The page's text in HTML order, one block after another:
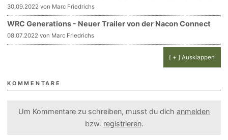
30.09.2022 von Marc Friedrichs
WRC Generations - Neuer Trailer von der Nacon Connect
08.07.2022 von Marc Friedrichs
[ + ] Ausklappen
KOMMENTARE
Um Kommentare zu schreiben, musst du dich anmelden
bzw. registrieren.